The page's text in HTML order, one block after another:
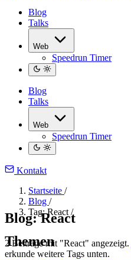
Blog
Talks
Web
Speedrun Timer
Blog
Talks
Web
Speedrun Timer
Kontakt
Startseite /
Blog /
Tag: React /
Blog: React
2 Beiträge mit "React" angezeigt.
erkunde weitere Tags unten.
Themen